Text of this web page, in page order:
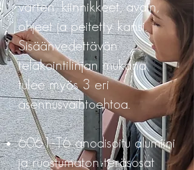
varten, kiinnikkeet, avain,
ohjeet ja peitetty kansi.
Sisäänvedettävän
telakointilinjan mukana
tulee myös 3 eri
asennusvaihtoehtoa.
6061-T6 anodisoitu alumiini
ja ruostumaton teräsosat